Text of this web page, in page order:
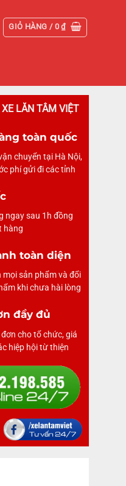
GIỎ HÀNG / 0₫
LĂN TÂM VIỆT
toàn quốc
chuyển tại Hà Nội,
phí gửi đi các tỉnh
ngay sau 1h đồng
hàng
toàn diện
mọi sản phẩm và đổi
khi chưa hài lòng
đầy đủ
cho tổ chức, giá
hiệp hội từ thiện